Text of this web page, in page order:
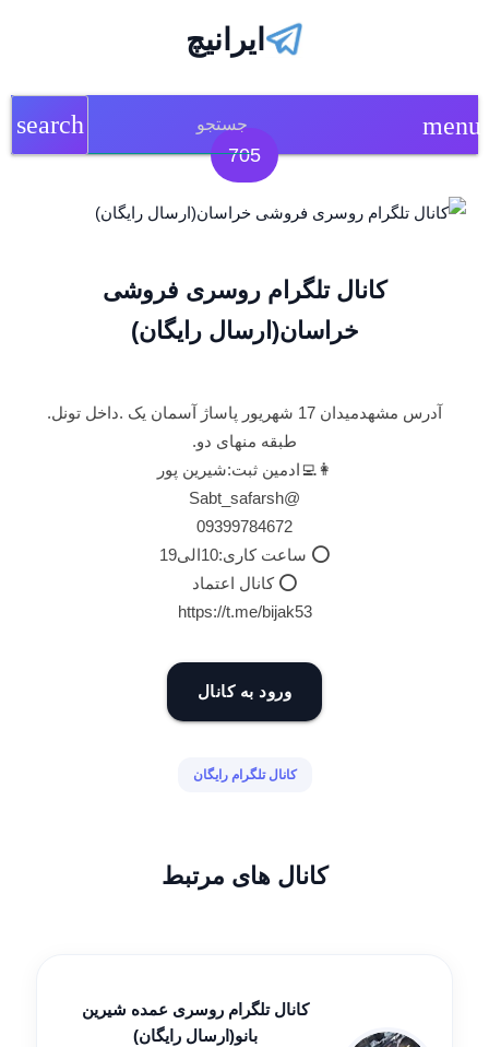
ایرانیچ
menu
search
705
کانال تلگرام روسری فروشی
خراسان(ارسال رایگان)
آدرس مشهدمیدان 17 شهریور پاساژ آسمان یک .داخل تونل.
طبقه منهای دو.
👩‍💻ادمین ثبت:شیرین پور
@Sabt_safarsh
09399784672
⭕️ ساعت کاری:10الی19
⭕️ کانال اعتماد
https://t.me/bijak53
ورود به کانال
کانال تلگرام رایگان
کانال های مرتبط
کانال تلگرام روسری عمده شیرین
بانو(ارسال رایگان)